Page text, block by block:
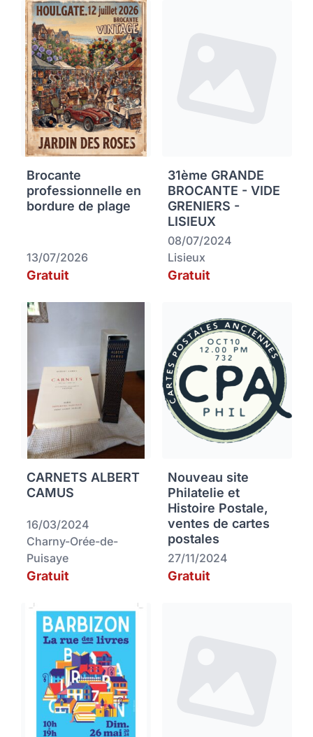
Brocante
professionnelle en
bordure de plage
13/07/2026
Gratuit
31ème GRANDE
BROCANTE - VIDE
GRENIERS -
LISIEUX
08/07/2024
Lisieux
Gratuit
CARNETS ALBERT
CAMUS
16/03/2024
Charny-Orée-de-
Puisaye
Gratuit
Nouveau site
Philatelie et
Histoire Postale,
ventes de cartes
postales
27/11/2024
Gratuit